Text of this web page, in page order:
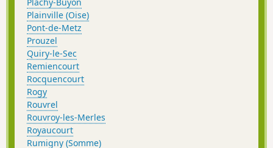
Plainville (Oise)
Pont-de-Metz
Prouzel
Quiry-le-Sec
Remiencourt
Rocquencourt
Rogy
Rouvrel
Rouvroy-les-Merles
Royaucourt
Rumigny (Somme)